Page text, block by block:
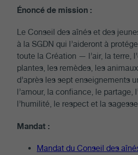
Énoncé de mission :
Le Conseil des aînés et des
à la SGDN qui l’aideront à
toute la Création — l’air, la terre,
plantes, les remèdes, les
d’après les sept enseignements
l’amour, la confiance, le partage,
l’humilité, le respect et la
Mandat :
Mandat du Conseil des